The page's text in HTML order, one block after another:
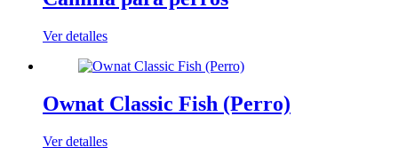
Ver detalles
Ownat Classic Fish (Perro)
Ver detalles